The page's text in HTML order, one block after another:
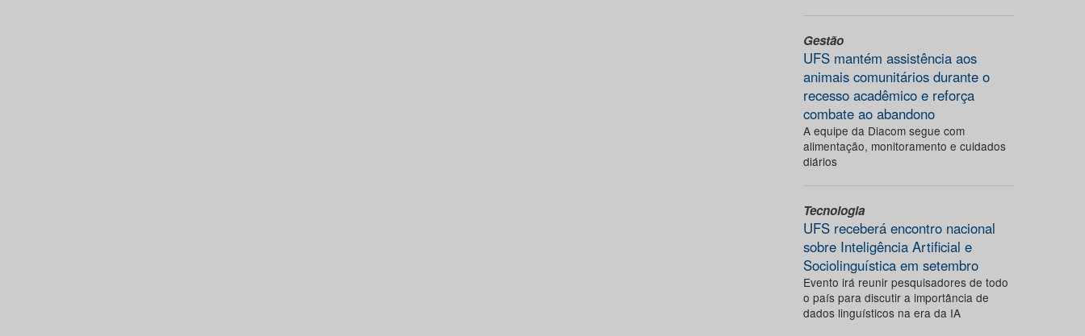
Gestão
UFS mantém assistência aos
animais comunitários durante o
recesso acadêmico e reforça
combate ao abandono
A equipe da Diacom segue com
alimentação, monitoramento e cuidados
diários
Tecnologia
UFS receberá encontro nacional
sobre Inteligência Artificial e
Sociolinguística em setembro
Evento irá reunir pesquisadores de todo
o país para discutir a importância de
dados linguísticos na era da IA